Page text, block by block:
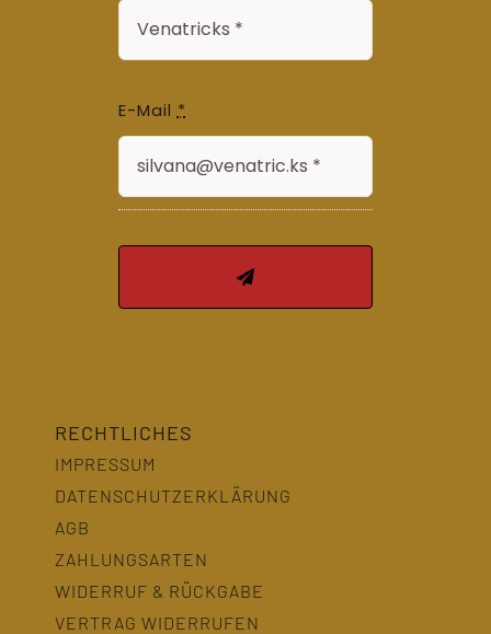
E-Mail *
RECHTLICHES
IMPRESSUM
DATENSCHUTZERKLÄRUNG
AGB
ZAHLUNGSARTEN
WIDERRUF & RÜCKGABE
VERTRAG WIDERRUFEN